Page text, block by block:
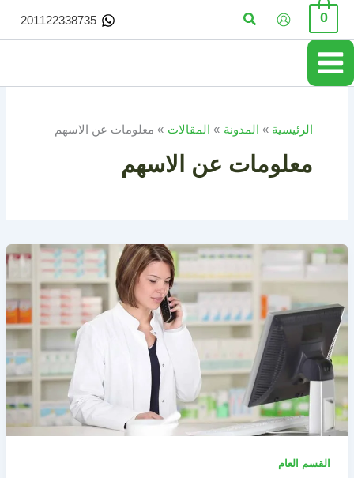
تخطي
المحتوى
0 البحث 201122338735
الرئيسية المدونة المقالات معلومات عن الاسهم
معلومات عن الاسهم
القسم العام